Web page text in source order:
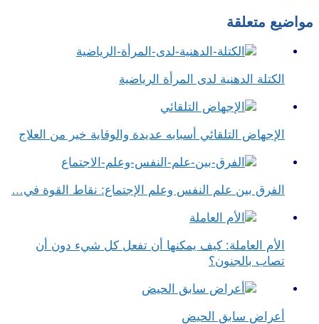
مواضيع متعلقة
الكتلة الدهنية لدى المرأة الرياضية
الإجهاض التلقائي أسبابه عديدة والوقاية خير من العلاج
الفرق بين علم النفس وعلم الإجتماع​: نقاط القوة في…
الأم العاملة: كيف يمكنها أن تفعل كل شيء دون أن
تصاب بالجنون؟
أعراض سابق الحيض